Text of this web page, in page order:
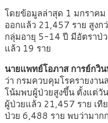
โดยข้อมูลล่าสุด 1 มกราค
ออกแล้ว 21,457 ราย สูงก
กลุ่มอายุ 5-14 ปี มีอัตราป่
แล้ว 19 ราย
นายแพทย์โอภาส การย์กวิ
ว่า กรมควบคุมโรครายงา
โน้มพบผู้ป่วยสูงขึ้น ตั้งแต่
ผู้ป่วยแล้ว 21,457 ราย เที
ป่วย 6,488 ราย พบว่ามาก